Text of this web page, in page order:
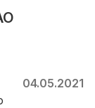
04.05.2021